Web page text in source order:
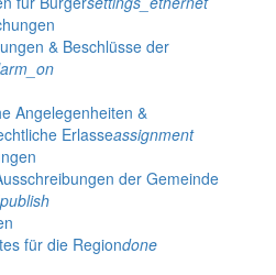
& Beschlüsse der
Angelegenheiten &
Erlasseassignment
der Gemeinde
publish
für die Regiondone